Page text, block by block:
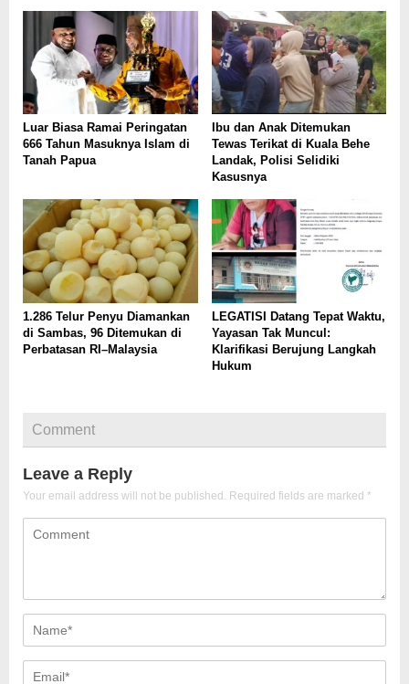
Luar Biasa Ramai Peringatan
666 Tahun Masuknya Islam di
Tanah Papua
Ibu dan Anak Ditemukan
Tewas Terikat di Kuala Behe
Landak, Polisi Selidiki
Kasusnya
1.286 Telur Penyu Diamankan
di Sambas, 96 Ditemukan di
Perbatasan RI–Malaysia
LEGATISI Datang Tepat Waktu,
Yayasan Tak Muncul:
Klarifikasi Berujung Langkah
Hukum
Comment
Leave a Reply
Your email address will not be published. Required fields are marked *